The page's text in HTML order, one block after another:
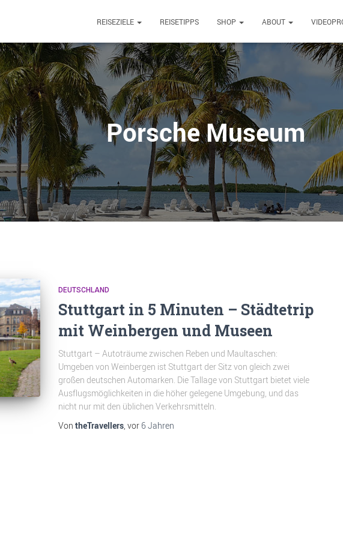
REISEZIELE REISETIPPS SHOP ABOUT
Porsche Museum
DEUTSCHLAND
Stuttgart in 5 Minuten – Städtetrip
mit Weinbergen und Museen
Stuttgart – Autoträume zwischen Reben und Maultaschen:
Umgeben von Weinbergen ist Stuttgart der Sitz von gleich zwei
großen deutschen Automarken. Die Tallage von Stuttgart bietet viele
Ausflugsmöglichkeiten in die höher gelegene Umgebung, und das
nicht nur mit den üblichen Verkehrsmitteln.
Von theTravellers, vor 6 Jahren